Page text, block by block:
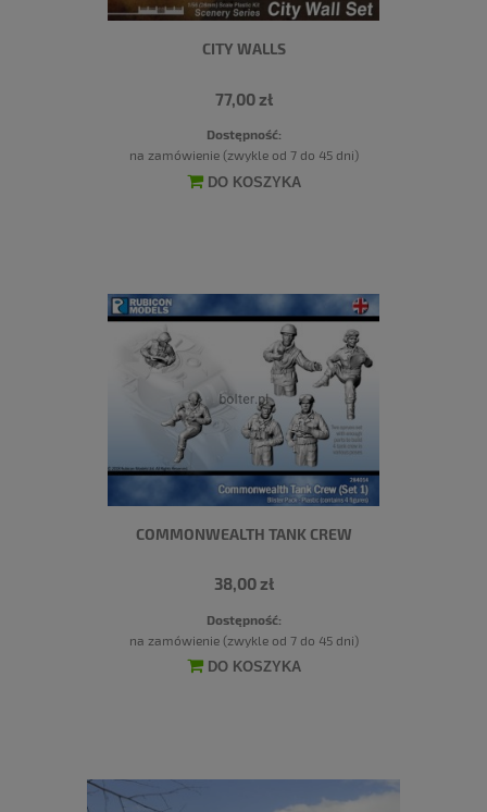
CITY WALLS
77,00 zł
Dostępność:
na zamówienie (zwykle od 7 do 45 dni)
DO KOSZYKA
COMMONWEALTH TANK CREW
38,00 zł
Dostępność:
na zamówienie (zwykle od 7 do 45 dni)
DO KOSZYKA